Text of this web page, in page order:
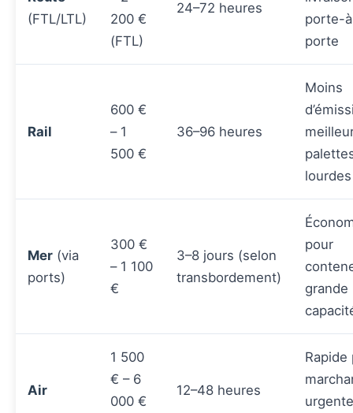
(FTL/LTL)
200 €
(FTL)
24–72 heures
porte-
porte
Rail
600 €
– 1
500 €
36–96 heures
Moins
lourdes
Mer (via
ports)
300 €
– 1 100
€
3–8 jours (selon
transbordement)
pour
grande
Air
1 500
€ – 6
000 €
12–48 heures
Rapide